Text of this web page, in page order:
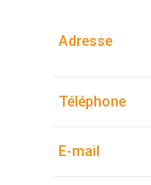
Adresse
Téléphone
E-mail